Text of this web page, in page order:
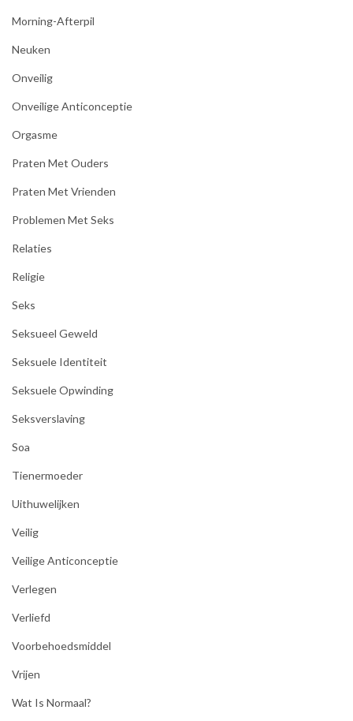
Morning-Afterpil
Neuken
Onveilig
Onveilige Anticonceptie
Orgasme
Praten Met Ouders
Praten Met Vrienden
Problemen Met Seks
Relaties
Religie
Seks
Seksueel Geweld
Seksuele Identiteit
Seksuele Opwinding
Seksverslaving
Soa
Tienermoeder
Uithuwelijken
Veilig
Veilige Anticonceptie
Verlegen
Verliefd
Voorbehoedsmiddel
Vrijen
Wat Is Normaal?